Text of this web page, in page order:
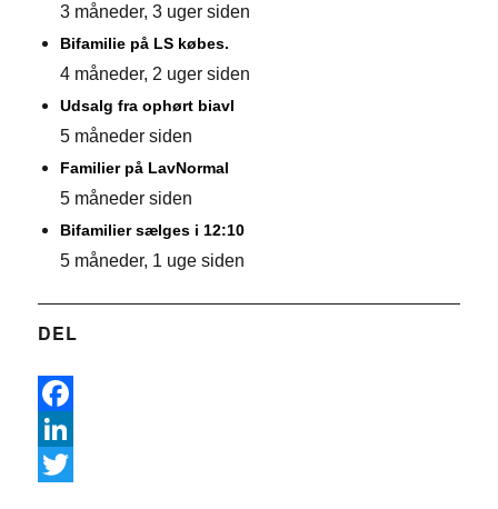
3 måneder, 3 uger siden
Bifamilie på LS købes.
4 måneder, 2 uger siden
Udsalg fra ophørt biavl
5 måneder siden
Familier på LavNormal
5 måneder siden
Bifamilier sælges i 12:10
5 måneder, 1 uge siden
DEL
F
a
L